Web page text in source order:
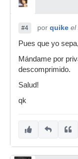
#4 por quike el
Pues que yo
Mándame por
descomprimido.
Salud!
qk